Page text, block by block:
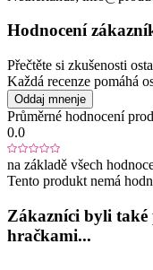
Hodnocení
Přečtěte si zkušenosti
Každá recenze pomáhá
Oddaj mnenje
Průměrné hodnocení
0.0
na základě všech
Tento produkt nemá
Zákazníci byli také
hračkami...